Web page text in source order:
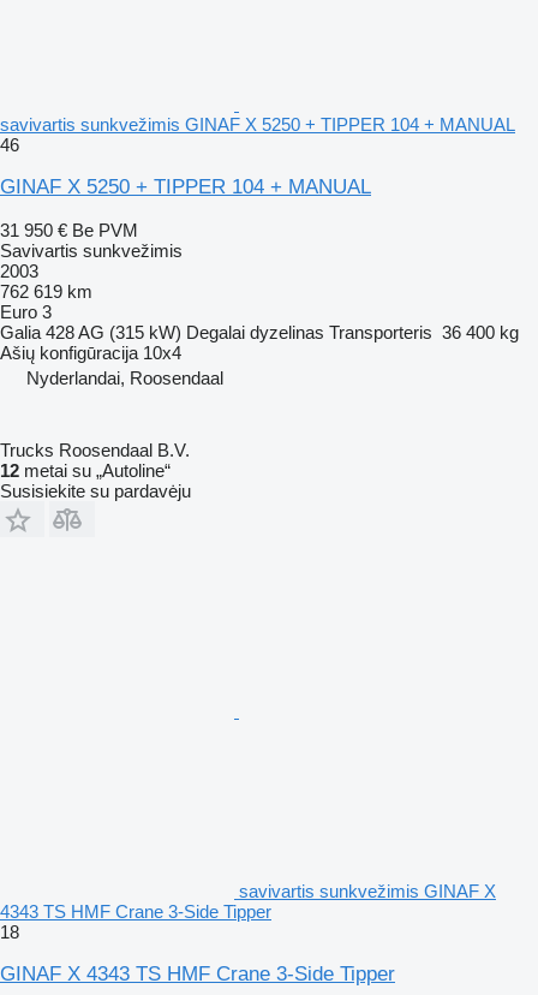
savivartis sunkvežimis GINAF X 5250 + TIPPER 104 + MANUAL
46
GINAF X 5250 + TIPPER 104 + MANUAL
31 950 € Be PVM
Savivartis sunkvežimis
2003
762 619 km
Euro 3
Galia 428 AG (315 kW) Degalai dyzelinas Transporteris 36 400 kg
Ašių konfigūracija 10x4
Nyderlandai, Roosendaal
Trucks Roosendaal B.V.
12 metai su „Autoline“
Susisiekite su pardavėju
savivartis sunkvežimis GINAF X
4343 TS HMF Crane 3-Side Tipper
18
GINAF X 4343 TS HMF Crane 3-Side Tipper